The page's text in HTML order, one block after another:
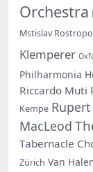
Orchestra
Mstislav
Klemperer
Philharmonia
Riccardo Muti
Kempe
MacLeod
Tabernacle
Zürich Van